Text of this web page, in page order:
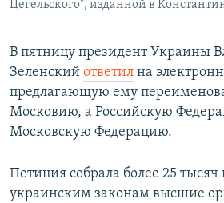
Цегельского", изданной в
В пятницу президент Украины
Зеленский ответил на
предлагающую ему
Московию, а Российскую
Московскую Федерацию.
Петиция собрала более 25 тысяч
украинским законам высшие